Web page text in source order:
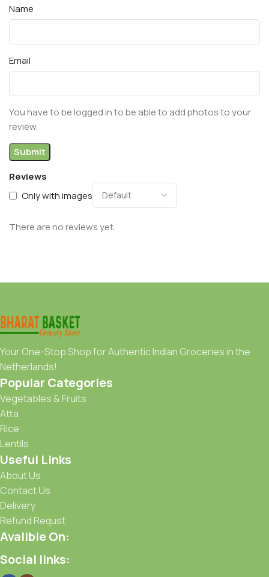
Reviews
Only with images
There are no reviews yet.
Name
Email
You have to be logged in to be able to add photos to your
review.
Your One-Stop Shop for Authentic Indian Groceries in the
Netherlands!
Popular Categories
Vegetables & Fruits
Atta
Rice
Lentils
Useful Links
About Us
Contact Us
Delivery
Refund Requst
Avalible On:
Social links: